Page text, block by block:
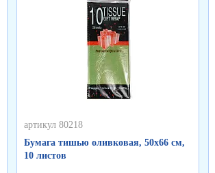
артикул 80218
Бумага тишью оливковая, 50х66 см,
10 листов